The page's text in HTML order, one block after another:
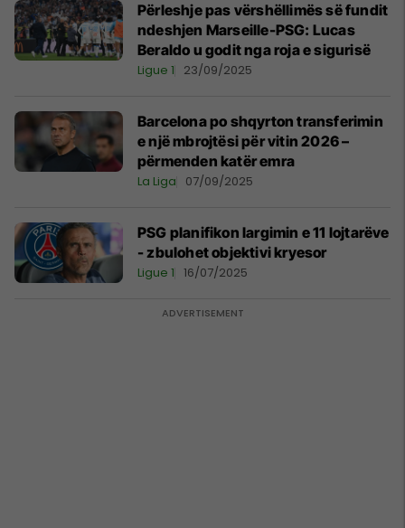
Përleshje pas vërshëllimës së fundit
ndeshjen Marseille-PSG: Lucas
Beraldo u godit nga roja e sigurisë
Ligue 1 23/09/2025
Barcelona po shqyrton transferimin
e një mbrojtësi për vitin 2026 –
përmenden katër emra
La Liga 07/09/2025
PSG planifikon largimin e 11 lojtarëve
- zbulohet objektivi kryesor
Ligue 1 16/07/2025